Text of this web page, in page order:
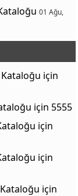
01 Ağu,
için
için 5555
için
için
için